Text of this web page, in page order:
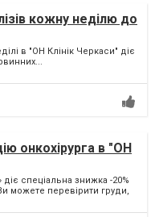
кожну неділю до
в "ОН Клінік Черкаси" діє
онкохірурга в "ОН
спеціальна знижка -20%
можете перевірити груди,